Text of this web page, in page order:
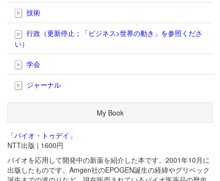
技術
行政（更新停止；「ビジネス>世界の動き」を参照くださ
い）
学会
ジャーナル
My Book
「バイオ・トゥデイ」
NTT出版 | 1600円
バイオを応用して開発中の新薬を紹介した本です。2001年10月に
出版したものです。Amgen社のEPOGEN誕生の経緯やグリベック